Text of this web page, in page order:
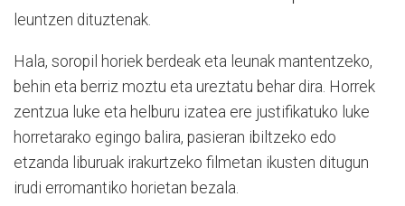
leuntzen dituztenak.
Hala, soropil horiek berdeak eta leunak mantentzeko,
behin eta berriz moztu eta ureztatu behar dira. Horrek
zentzua luke eta helburu izatea ere justifikatuko luke
horretarako egingo balira, pasieran ibiltzeko edo
etzanda liburuak irakurtzeko filmetan ikusten ditugun
irudi erromantiko horietan bezala.